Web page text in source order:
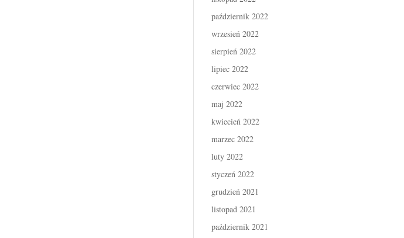
październik 2022
wrzesień 2022
sierpień 2022
lipiec 2022
czerwiec 2022
maj 2022
kwiecień 2022
marzec 2022
luty 2022
styczeń 2022
grudzień 2021
listopad 2021
październik 2021